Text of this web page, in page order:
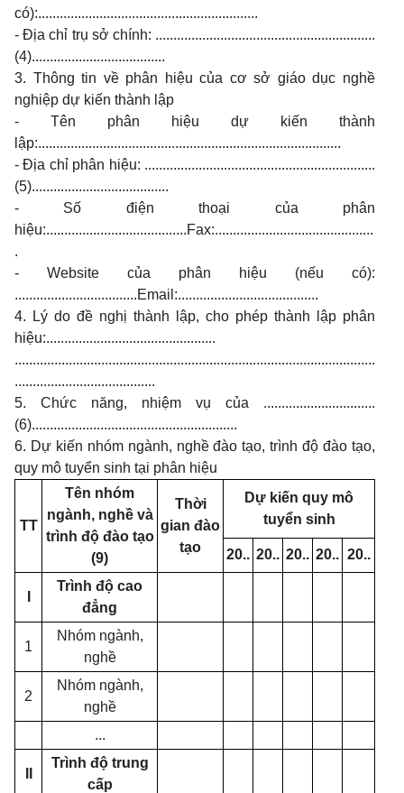
có):.............................................................
- Địa chỉ trụ sở chính: .............................................................
(4).....................................
3. Thông tin về phân hiệu của cơ sở giáo dục nghề
nghiệp dự kiến thành lập
- Tên phân hiệu dự kiến thành
lập:....................................................................................
- Địa chỉ phân hiệu: ................................................................
(5)......................................
- Số điện thoại của phân
hiệu:.......................................Fax:............................................
.
- Website của phân hiệu (nếu có):
..................................Email:.......................................
4. Lý do đề nghị thành lập, cho phép thành lập phân
hiệu:...............................................
....................................................................................................
.......................................
5. Chức năng, nhiệm vụ của ...............................
(6).........................................................
6. Dự kiến nhóm ngành, nghề đào tạo, trình độ đào tạo,
quy mô tuyển sinh tại phân hiệu
TT
Tên nhóm
ngành, nghề và
trình độ đào tạo
(9)
Thời
gian đào
tạo
Dự kiến quy mô
tuyển sinh
20.. 20.. 20.. 20.. 20..
Trình độ cao
đẳng
1
Nhóm ngành,
nghề
2
Nhóm ngành,
nghề
...
Trình độ trung
cấp